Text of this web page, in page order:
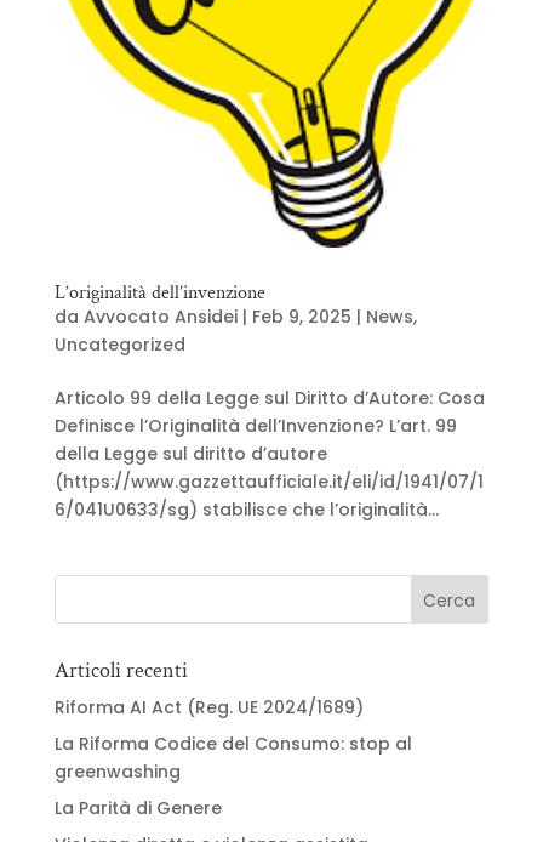
L’originalità dell’invenzione
da Avvocato Ansidei| Feb 9, 2025 | News,
Uncategorized
Articolo 99 della Legge sul Diritto d’Autore: Cosa
Definisce l’Originalità dell’Invenzione? L’art. 99
della Legge sul diritto d’autore
(https://www.gazzettaufficiale.it/eli/id/1941/07/1
6/041U0633/sg) stabilisce che l’originalità...
Articoli recenti
Riforma AI Act (Reg. UE 2024/1689)
La Riforma Codice del Consumo: stop al
greenwashing
La Parità di Genere